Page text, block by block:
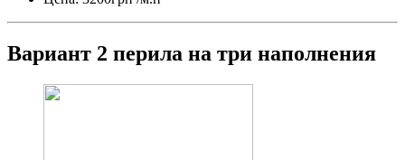
Вариант 2 перила на три наполнения